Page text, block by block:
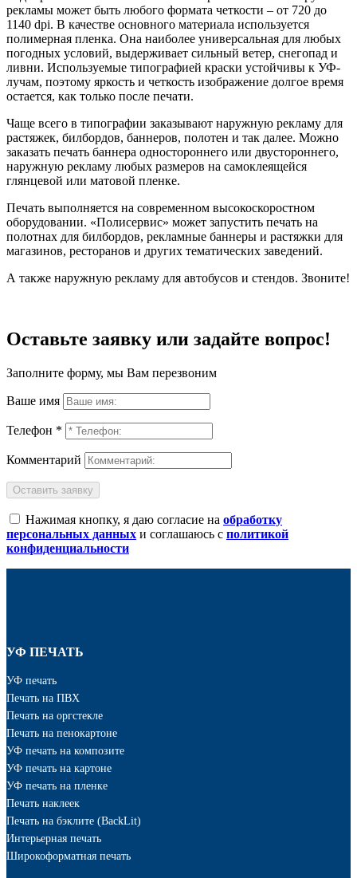
рекламы может быть любого формата четкости – от 720 до
1140 dpi. В качестве основного материала используется
полимерная пленка. Она наиболее универсальная для любых
погодных условий, выдерживает сильный ветер, снегопад и
ливни. Используемые типографией краски устойчивы к УФ-
лучам, поэтому яркость и четкость изображение долгое время
остается, как только после печати.
Чаще всего в типографии заказывают наружную рекламу для
растяжек, билбордов, баннеров, полотен и так далее. Можно
заказать печать баннера одностороннего или двустороннего,
наружную рекламу любых размеров на самоклеящейся
глянцевой или матовой пленке.
Печать выполняется на современном высокоскоростном
оборудовании. «Полисервис» может запустить печать на
полотнах для билбордов, рекламные баннеры и растяжки для
магазинов, ресторанов и других тематических заведений.
А также наружную рекламу для автобусов и стендов. Звоните!
Оставьте заявку или задайте вопрос!
Заполните форму, мы Вам перезвоним
Ваше имя
Телефон *
Комментарий
Оставить заявку
Нажимая кнопку, я даю согласие на обработку
персональных данных и соглашаюсь с политикой
конфиденциальности
УФ ПЕЧАТЬ
УФ печать
Печать на ПВХ
Печать на оргстекле
Печать на пенокартоне
УФ печать на композите
УФ печать на картоне
УФ печать на пленке
Печать наклеек
Печать на бэклите (BackLit)
Интерьерная печать
Широкоформатная печать